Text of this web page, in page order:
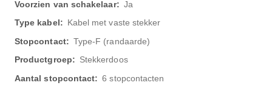
Ja
Kabel met vaste stekker
Type-F (randaarde)
Stekkerdoos
6 stopcontacten